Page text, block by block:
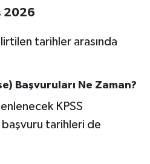
2026
tarihler arasında
Başvuruları Ne Zaman?
KPSS
başvuru tarihleri de